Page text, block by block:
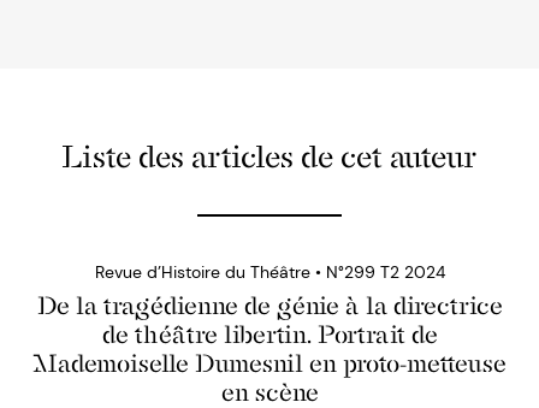
Liste des articles de cet auteur
Revue d’Histoire du Théâtre • N°299 T2 2024
De la tragédienne de génie à la directrice
de théâtre libertin. Portrait de
Mademoiselle Dumesnil en proto-metteuse
en scène